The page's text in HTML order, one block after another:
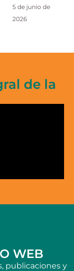
5 de junio de
2026
de la
WEB
publicaciones y